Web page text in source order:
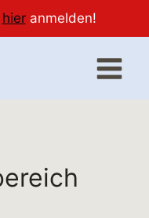
hieranmelden!